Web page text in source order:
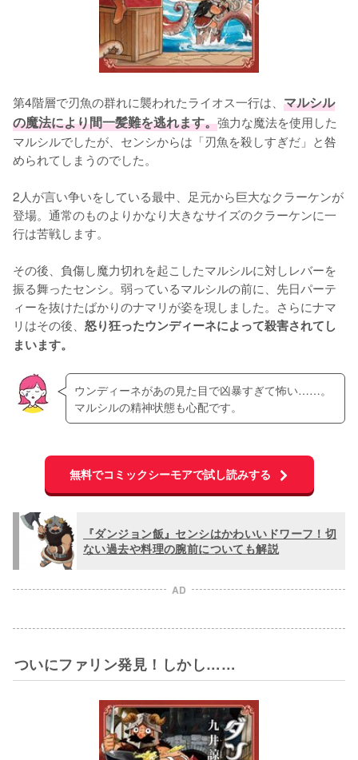
第4階層で刃魚の群れに襲われたライオス一行は、 マルシル
の魔法により間一髪難を逃れます。強力な魔法を使用した
マルシルでしたが、センシからは「刃魚を殺しすぎだ」と咎
められてしまうのでした。
2人が言い争いをしている最中、足元から巨大なクラーケンが
登場。通常のものよりかなり大きなサイズのクラーケンに一
行は苦戦します。
その後、負傷し魔力切れを起こしたマルシルに対しレバーを
振る舞ったセンシ。弱っているマルシルの前に、先日パーテ
ィーを抜けたばかりのナマリが姿を現しました。さらにナマ
リはその後、 怒り狂ったウンディーネによって殺害されてし
まいます。
ウンディーネがあの見た目で凶暴すぎて怖い……。
マルシルの精神状態も心配です。
無料でコミックシーモアで試し読みする
『ダンジョン飯』センシはかわいいドワーフ！切
ない過去や料理の腕前についても解説
AD
ついにファリン発見！しかし……